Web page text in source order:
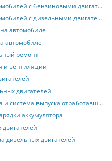
с бензиновыми двигателями
с дизельными двигателями
автомобиле
автомобиле
ремонт
и вентиляции
двигателей
выпуска отработавших газов
аккумулятора
дизельных двигателей